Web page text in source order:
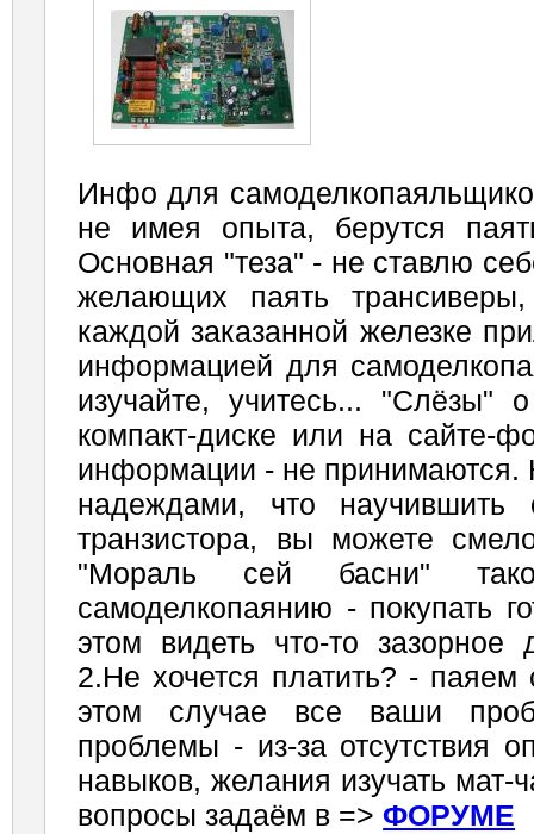
Инфо для
не имея опыта, берутся
Основная "теза" - не ставлю
желающих паять
каждой заказанной железке
информацией для
изучайте, учитесь...
компакт-диске или на сайте-
информации - не принимаются.
надеждами, что
транзистора, вы можете
"Мораль сей басни"
самоделкопаянию - покупать
этом видеть что-то зазорное
2.Не хочется платить? - паяем
этом случае все ваши
проблемы - из-за отсутствия
навыков, желания изучать мат-
вопросы задаём в =>ФОРУМЕ